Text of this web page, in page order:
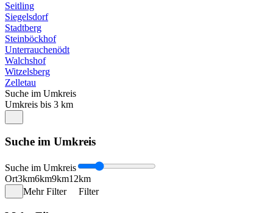
Seitling
Siegelsdorf
Stadtberg
Steinböckhof
Unterrauchenödt
Walchshof
Witzelsberg
Zelletau
Suche im Umkreis
Umkreis bis 3 km
Suche im Umkreis
Suche im Umkreis
Ort3km6km9km12km
Mehr Filter
Filter